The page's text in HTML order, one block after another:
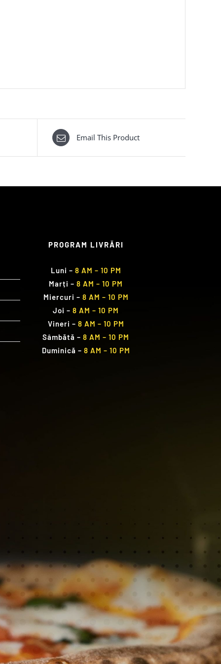
Email This Product
PROGRAM LIVRĂRI
Luni – 8 AM – 10 PM
Marți –8 AM – 10 PM
Miercuri – 8 AM – 10 PM
Joi –8 AM – 10 PM
Vineri – 8 AM – 10 PM
Sâmbătă –8 AM – 10 PM
Duminică – 8 AM – 10 PM